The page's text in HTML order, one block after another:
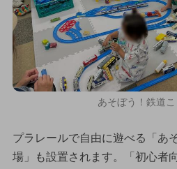
あそぼう！鉄道
プラレールで自由に遊べる「あ
場」も設置されます。「初心者